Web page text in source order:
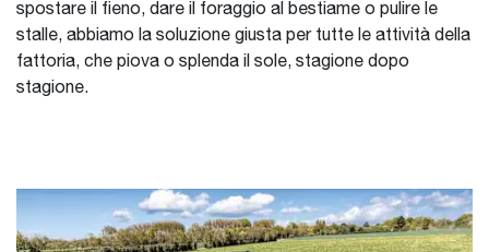
spostare il fieno, dare il foraggio al bestiame o pulire le
stalle, abbiamo la soluzione giusta per tutte le attività della
fattoria, che piova o splenda il sole, stagione dopo
stagione.